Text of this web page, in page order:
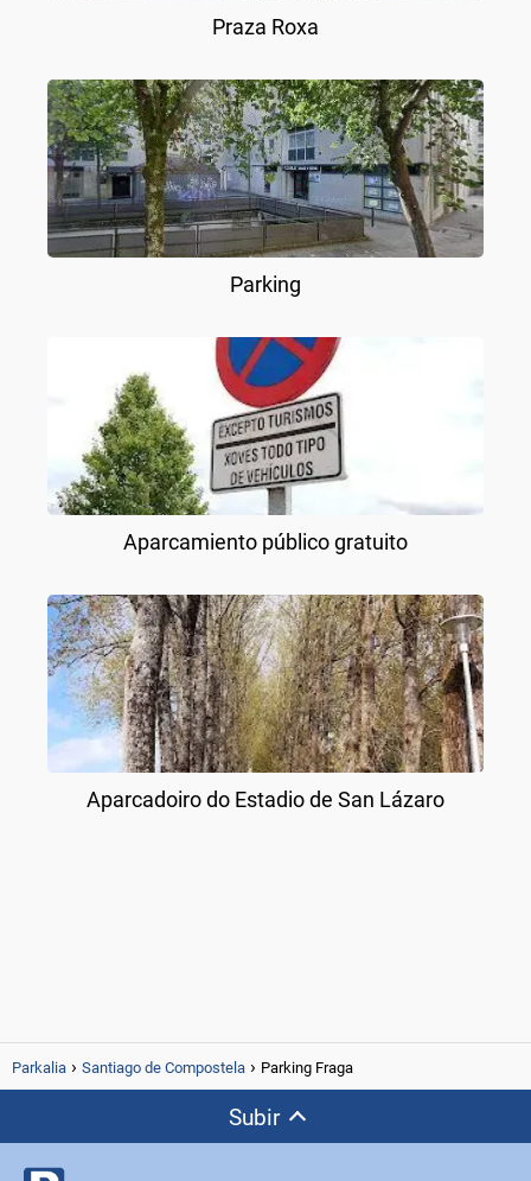
Praza Roxa
Parking
Aparcamiento público gratuito
Aparcadoiro do Estadio de San Lázaro
Parkalia Santiago de Compostela Parking Fraga
Subir